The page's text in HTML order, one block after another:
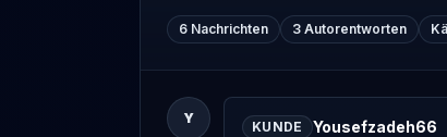
6 Nachrichten 3 Autorentworten
Y
KUNDE Yousefzadeh66